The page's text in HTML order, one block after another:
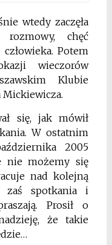
wtedy zaczęła
rozmowy, chęć
Potem
wieczorów
Klubie
Mickiewicza.
się, jak mówił
W ostatnim
2005
nie możemy się
nad kolejną
zaś spotkania i
Prosił o
że takie